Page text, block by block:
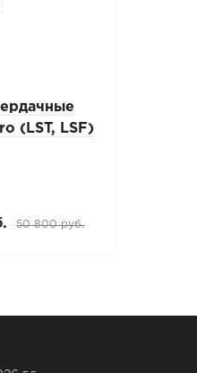
(LST, LSF)
50 800 руб.